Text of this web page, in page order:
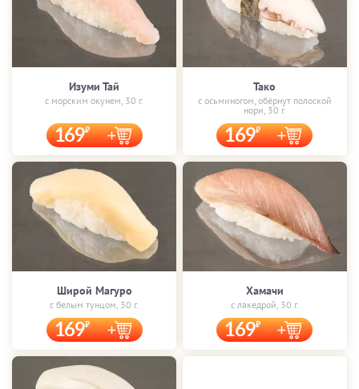
Изуми Тай
с морским окунем, 30 г.
169
Тако
с осьминогом, обёрнут полоской
нори, 30 г.
169
Широй Магуро
с белым тунцом, 30 г.
169
Хамачи
с лакедрой, 30 г.
169